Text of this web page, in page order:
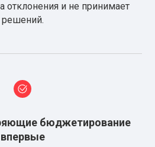
отклонения и не принимает
решений.
бюджетирование
впервые